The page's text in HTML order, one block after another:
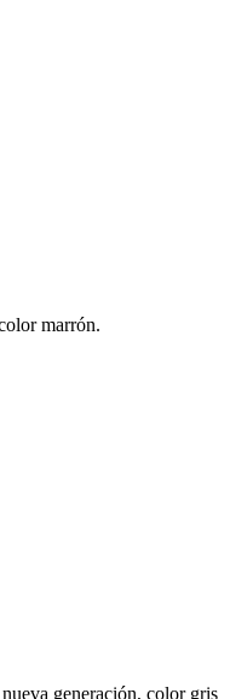
marrón.
generación, color gris